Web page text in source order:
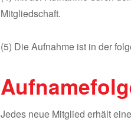
Mitgliedschaft.
(5) Die Aufnahme ist in der
Jedes neue Mitglied erhält